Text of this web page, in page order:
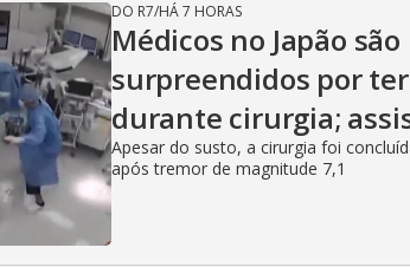
DO R7/HÁ 7 HORAS
Médicos no Japão são
surpreendidos por
durante cirurgia;
Apesar do susto, a cirurgia foi
após tremor de magnitude 7,1